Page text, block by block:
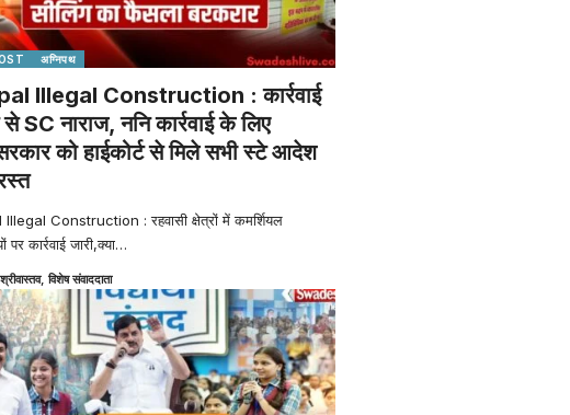
अग्निपथ
Illegal Construction : कार्रवाई
SC नाराज, ननि कार्रवाई के लिए
को हाईकोर्ट से मिले सभी स्टे आदेश
Construction : रहवासी क्षेत्रों में कमर्शियल
पर कार्रवाई जारी,क्या…
विशेष संवाददाता